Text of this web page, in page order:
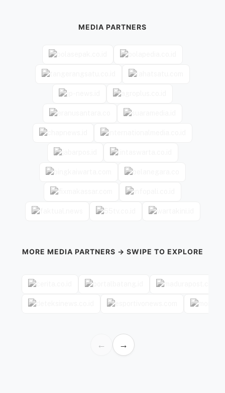
MEDIA PARTNERS
MORE MEDIA PARTNERS → SWIPE TO EXPLORE
← →